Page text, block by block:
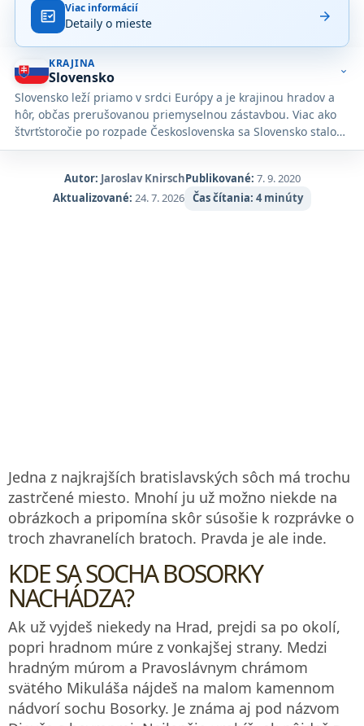
na
základe
173
hodnotení
na
Google
Maps.
fact_check Viac informácií
Detaily o mieste arrow_forward
KRAJINA
Slovensko
Slovensko leží priamo v srdci Európy a je krajinou hradov a
hôr, občas prerušovanou priemyselnou zástavbou. Viac ako
štvrťstoročie po rozpade Československa sa Slovensko stalo
sebavedomým a nezávislým štátom. Hlavné mesto Bratislava
pitia alkoholu. Slovensko však najviac žiari pre milovníkov
prírody. Turistické chodníky vo Vysokých Tatrách vedú
expand_more
Autor: Jaroslav KnirschPublikované: 7. 9. 2020
Aktualizované: 24. 7. 2026 Čas čítania: 4 minúty
Jedna z najkrajších bratislavských sôch má trochu
zastrčené miesto. Mnohí ju už možno niekde na
obrázkoch a pripomína skôr súsošie k rozprávke o
troch zhavranelích bratoch. Pravda je ale inde.
KDE SA SOCHA BOSORKY
NACHÁDZA?
Ak už vyjdeš niekedy na Hrad, prejdi sa po okolí,
popri hradnom múre z vonkajšej strany. Medzi
hradným múrom a Pravoslávnym chrámom
svätého Mikuláša nájdeš na malom kamennom
nádvorí sochu Bosorky. Je známa aj pod názvom